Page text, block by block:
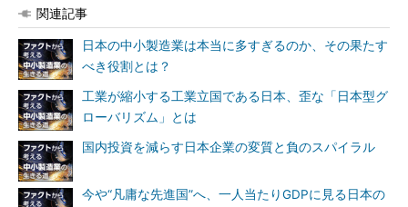
関連記事
日本の中小製造業は本当に多すぎるのか、その果たす
べき役割とは？
工業が縮小する工業立国である日本、歪な「日本型グ
ローバリズム」とは
国内投資を減らす日本企業の変質と負のスパイラル
今や“凡庸な先進国”へ、一人当たりGDPに見る日本の